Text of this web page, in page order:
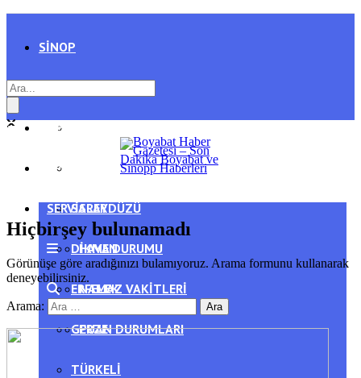
SINOP
AYANCIK
SARAYDÜZÜ
DIKMEN
ERFELEK
GERZE
TÜRKELI
GENEL
SPOR
SERVISLER
HAVA DURUMU
NAMAZ VAKITLERI
PUAN DURUMLARI
Hiçbirşey bulunamadı
Görünüşe göre aradığınızı bulamıyoruz. Arama formunu kullanarak
deneyebilirsiniz.
Arama: